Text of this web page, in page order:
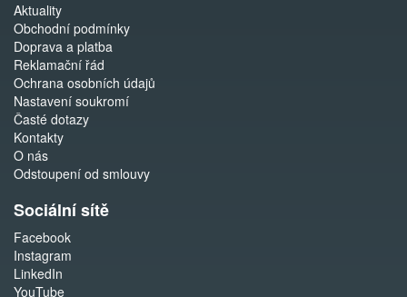
Aktuality
Obchodní podmínky
Doprava a platba
Reklamační řád
Ochrana osobních údajů
Nastavení soukromí
Časté dotazy
Kontakty
O nás
Odstoupení od smlouvy
Sociální sítě
Facebook
Instagram
LinkedIn
YouTube